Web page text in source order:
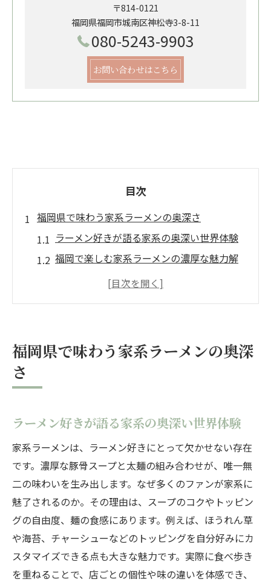
〒814-0121
福岡県福岡市城南区神松寺3-8-11
080-5243-9903
お問い合わせはこちら
目次
福岡県で味わう家系ラーメンの奥深さ
ラーメン好きが語る家系の奥深い世界体験
福岡で楽しむ家系ラーメンの濃厚な魅力解
迫る
ラーメン愛好家が魅了される家系の理由を
解説
家系ラーメン独特のスープと麺の調和とは
ラーメン好きが実感する家系の奥深さ体験
談
家系ラーメンと豚骨の違いを味わいで比較
ラーメン店巡りが楽しくなる家系のポイン
ト
福岡県で味わう家系ラーメンの奥深
さ
ラーメン好きが語る家系の奥深い世界体験
家系ラーメンは、ラーメン好きにとって欠かせない存在
です。濃厚な豚骨スープと太麺の組み合わせが、唯一無
二の味わいを生み出します。なぜ多くのファンが家系に
魅了されるのか。その理由は、スープのコクやトッピン
グの自由度、麺の食感にあります。例えば、ほうれん草
や海苔、チャーシューなどのトッピングを自分好みにカ
スタマイズできる点も大きな魅力です。実際に食べ歩き
を重ねることで、店ごとの個性や味の違いを体感でき、